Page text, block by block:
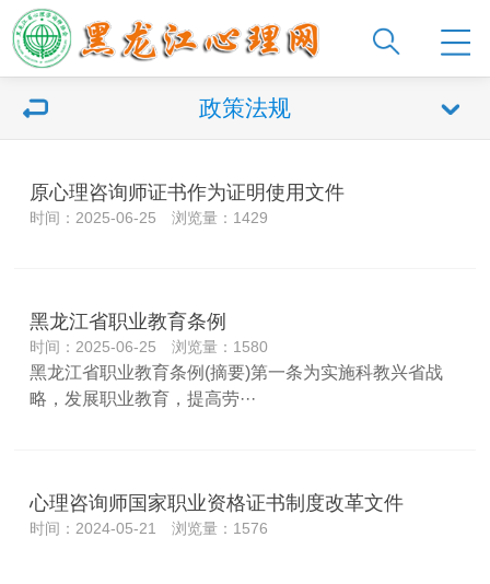
政策法规
原心理咨询师证书作为证明使用文件
时间：2025-06-25 浏览量：1429
黑龙江省职业教育条例
时间：2025-06-25 浏览量：1580
黑龙江省职业教育条例(摘要)第一条为实施科教兴省战
略，发展职业教育，提高劳···
心理咨询师国家职业资格证书制度改革文件
时间：2024-05-21 浏览量：1576